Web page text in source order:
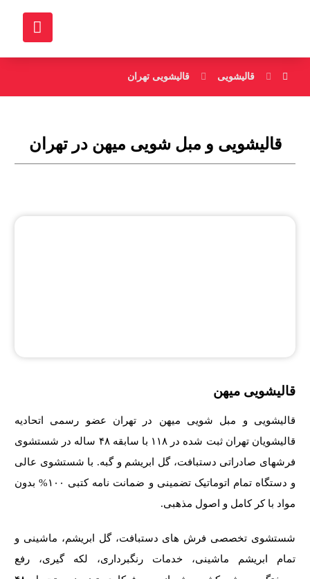
قالیشویی قالیشویی تهران
قالیشویی و مبل شویی میهن در تهران
قالیشویی میهن
قالیشویی و مبل شویی میهن در تهران عضو رسمی اتحادیه
قالیشویان تهران ثبت شده در ۱۱۸ با سابقه ۴۸ ساله در شستشوی
فرشهای صادراتی دستبافت، گل ابریشم و گبه. با شستشوی عالی
و دستگاه تمام اتوماتیک تضمینی و ضمانت نامه کتبی ۱۰۰% بدون
مواد با کر کامل و اصول مذهبی.
شستشوی تخصصی فرش های دستبافت، گل ابریشم، ماشینی و
تمام ابریشم ماشینی، خدمات رنگبرداری، لکه گیری، رفع